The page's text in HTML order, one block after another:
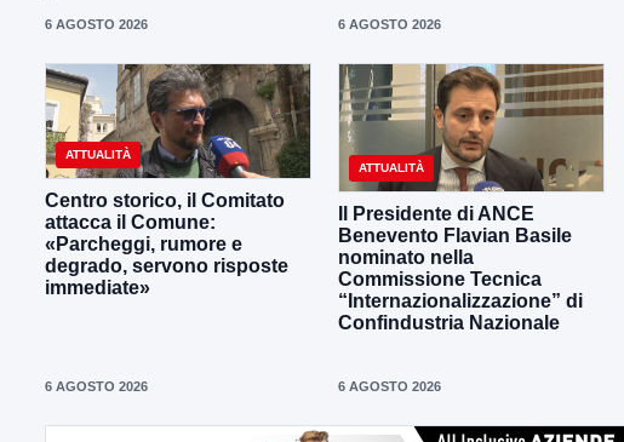
6 AGOSTO 2026 6 AGOSTO 2026
ATTUALITÀ
Centro storico, il Comitato
attacca il Comune:
«Parcheggi, rumore e
degrado, servono risposte
immediate»
6 AGOSTO 2026
ATTUALITÀ
Il Presidente di ANCE
Benevento Flavian Basile
nominato nella
Commissione Tecnica
“Internazionalizzazione” di
Confindustria Nazionale
6 AGOSTO 2026